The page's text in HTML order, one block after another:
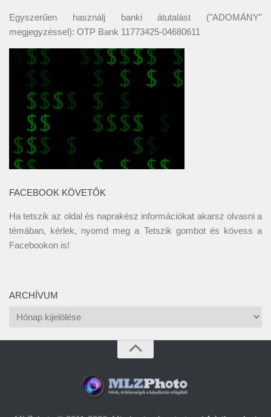
Egyszerűen használj banki átutalást ("ADOMÁNY"
megjegyzéssel): OTP Bank 11773425-04680611
FACEBOOK KÖVETŐK
Ha tetszik az oldal és naprakész információkat akarsz olvasni a
témában, kérlek, nyomd meg a Tetszik gombot és kövess a
Facebookon is!
ARCHÍVUM
Archívum